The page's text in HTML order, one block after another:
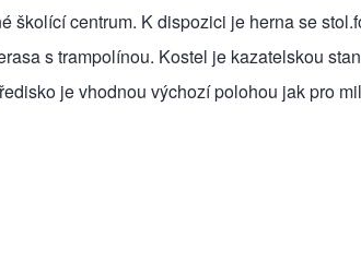
školící centrum. K dispozici je herna se
s trampolínou. Kostel je kazatelskou
je vhodnou výchozí polohou jak pro